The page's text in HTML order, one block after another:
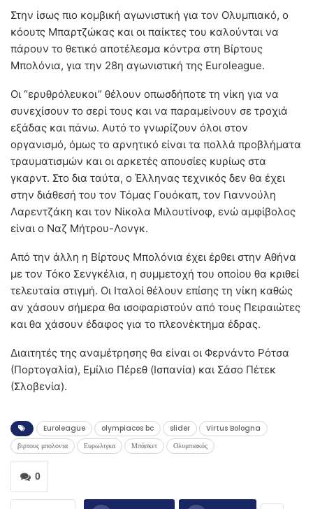
Στην ίσως πιο κομβική αγωνιστική για τον Ολυμπιακό, ο
κόουτς Μπαρτζώκας και οι παίκτες του καλούνται να
πάρουν το θετικό αποτέλεσμα κόντρα στη Βίρτους
Μπολόνια, για την 28η αγωνιστική της Euroleague.
Οι “ερυθρόλευκοι” θέλουν οπωσδήποτε τη νίκη για να
συνεχίσουν το σερί τους και να παραμείνουν σε τροχιά
εξάδας και πάνω. Αυτό το γνωρίζουν όλοι στον
οργανισμό, όμως το αρνητικό είναι τα πολλά προβλήματα
τραυματισμών και οι αρκετές απουσίες κυρίως στα
γκαρντ. Στο δια ταύτα, ο Έλληνας τεχνικός δεν θα έχει
στην διάθεσή του τον Τόμας Γουόκαπ, τον Γιαννούλη
Λαρεντζάκη και τον Νίκολα Μιλουτίνοφ, ενώ αμφίβολος
είναι ο Ναζ Μήτρου-Λονγκ.
Από την άλλη η Βίρτους Μπολόνια έχει έρθει στην Αθήνα
με τον Τόκο Σενγκέλια, η συμμετοχή του οποίου θα κριθεί
τελευταία στιγμή. Οι Ιταλοί θέλουν επίσης τη νίκη καθώς
αν χάσουν σήμερα θα ισοφαριστούν από τους Πειραιώτες
και θα χάσουν έδαφος για το πλεονέκτημα έδρας.
Διαιτητές της αναμέτρησης θα είναι οι Φερνάντο Ρότσα
(Πορτογαλία), Εμίλιο Πέρεθ (Ισπανία) και Σάσο Πέτεκ
(Σλοβενία).
Euroleague olympiacos bc slider
Virtus Bologna
βιρτους μπολονια
Ευρωλιγκα Μπάσκετ Ολυμπιακός
0